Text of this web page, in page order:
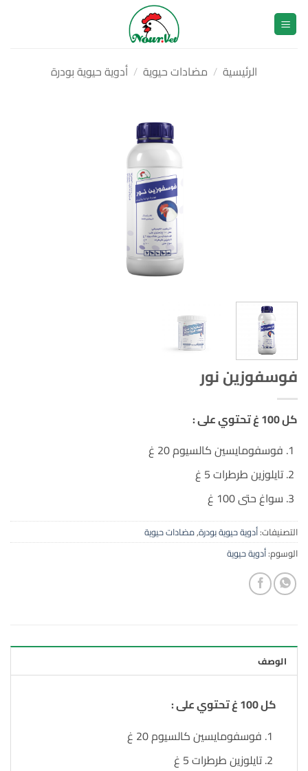
تخطي
للمحتوى
الرئيسية / مضادات حيوية / أدوية حيوية بودرة
فوسفوزين نور
كل 100 غ تحتوي على :
فوسفومايسين كالسيوم 20 غ
تايلوزين طرطرات 5 غ
سواغ حتى 100 غ
التصنيفات:أدوية حيوية بودرة,مضادات حيوية
الوسوم:أدوية حيوية
الوصف
كل 100 غ تحتوي على :
فوسفومايسين كالسيوم 20 غ
تايلوزين طرطرات 5 غ